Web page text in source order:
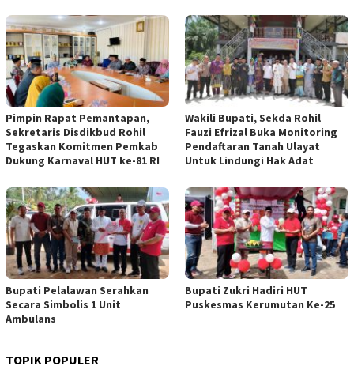
Pimpin Rapat Pemantapan,
Sekretaris Disdikbud Rohil
Tegaskan Komitmen Pemkab
Dukung Karnaval HUT ke-81 RI
Wakili Bupati, Sekda Rohil
Fauzi Efrizal Buka Monitoring
Pendaftaran Tanah Ulayat
Untuk Lindungi Hak Adat
Bupati Pelalawan Serahkan
Secara Simbolis 1 Unit
Ambulans
Bupati Zukri Hadiri HUT
Puskesmas Kerumutan Ke-25
TOPIK POPULER